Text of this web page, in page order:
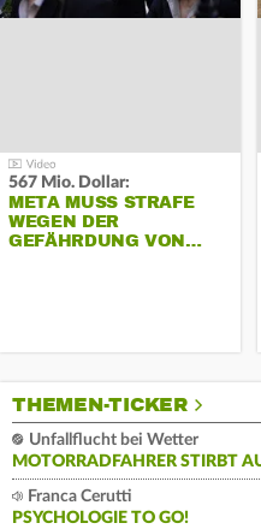
567 Mio. Dollar:
META MUSS STRAFE
WEGEN DER
GEFÄHRDUNG VON…
THEMEN-TICKER
Unfallflucht bei Wetter
MOTORRADFAHRER STIRBT
Franca Cerutti
PSYCHOLOGIE TO GO!